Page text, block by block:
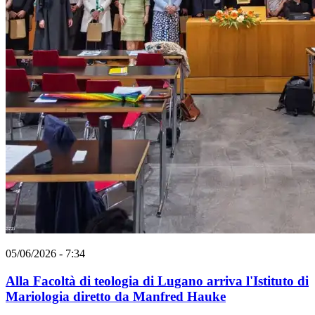
05/06/2026 - 7:34
Alla Facoltà di teologia di Lugano arriva l'Istituto di
Mariologia diretto da Manfred Hauke